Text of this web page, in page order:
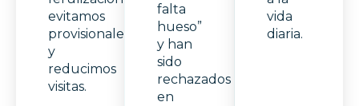
evitamos
provisionales
y
reducimos
visitas.
falta
hueso”
y han
sido
rechazados
en
vida
diaria.